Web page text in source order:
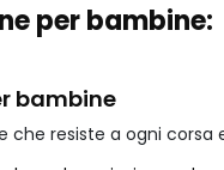
per bambine:
bambine
che resiste a ogni corsa